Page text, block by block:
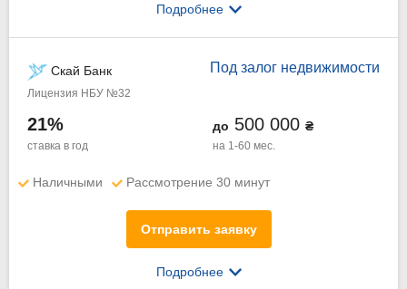
Подробнее
Под залог недвижимости
Скай Банк
Лицензия НБУ №32
21%
ставка в год
до 500 000 ₴
на 1-60 мес.
Наличными Рассмотрение 30 минут
Отправить заявку
Подробнее